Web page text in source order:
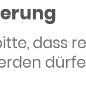
dass